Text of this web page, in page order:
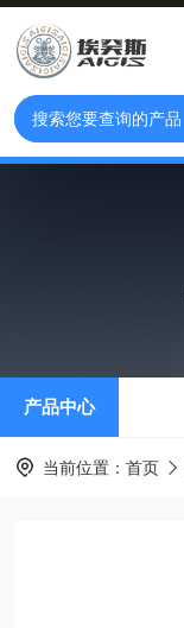
产品中心
当前位置： 首页